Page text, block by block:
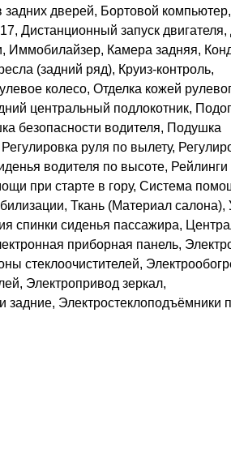
задних дверей, Бортовой
Дистанционный запуск двигателя,
Иммобилайзер, Камера задняя,
(задний ряд), Круиз-контроль,
колесо, Отделка кожей
центральный подлокотник,
безопасности водителя, Подушка
руля по вылету,
водителя по высоте,
при старте в гору, Система
Ткань (Материал салона),
спинки сиденья пассажира,
приборная панель,
стеклоочистителей,
Электропривод зеркал,
задние, Электростеклоподъёмники